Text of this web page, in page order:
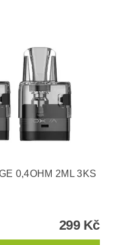
0,4OHM 2ML 3KS
299 Kč